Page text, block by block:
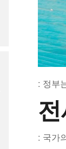
: 정부
: 국가